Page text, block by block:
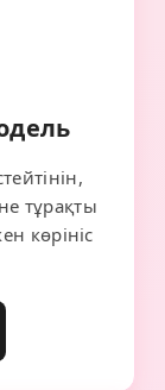
тұрақты
көрініс